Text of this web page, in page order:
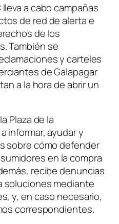
a cabo campañas
de red de alerta e
de los
También se
y carteles
de Galapagar
a la hora de abrir un
Plaza de la
informar, ayudar y
sobre cómo defender
en la compra
recibe denuncias
soluciones mediante
y, en caso necesario,
correspondientes.